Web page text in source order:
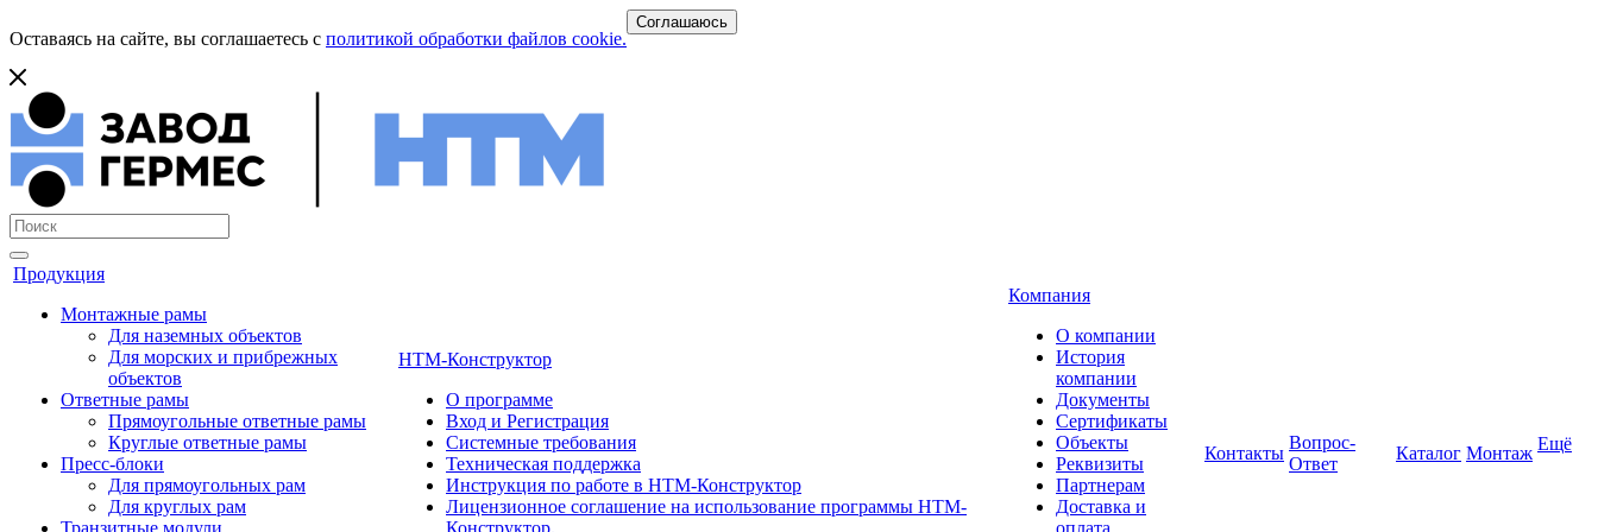
Оставаясь на сайте, вы соглашаетесь с политикой обработки файлов cookie.
Соглашаюсь
Продукция
Монтажные рамы
Для наземных объектов
Для морских и прибрежных
объектов
Ответные рамы
Прямоугольные ответные рамы
Круглые ответные рамы
Пресс-блоки
Для прямоугольных рам
Для круглых рам
Транзитные модули
НТМ-Конструктор
О программе
Вход и Регистрация
Системные требования
Техническая поддержка
Инструкция по работе в НТМ-Конструктор
Лицензионное соглашение на использование программы НТМ-
Конструктор.
Компания
О компании
История
компании
Документы
Сертификаты
Объекты
Реквизиты
Партнерам
Доставка и
оплата
Контакты
Вопрос-
Ответ
Каталог Монтаж Ещё